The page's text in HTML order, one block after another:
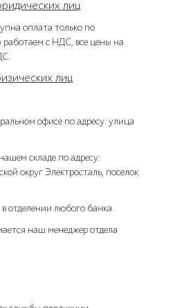
лиц
оплата только по
с НДС, все цены на
лиц
офисе по адресу: улица
складе по адресу:
округ Электросталь, поселок
отделении любого банка.
наш менеджер отдела